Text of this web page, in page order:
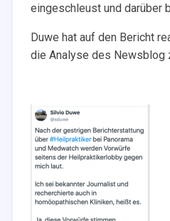
eingeschleust und darüber
Duwe hat auf den Bericht
die Analyse des Newsblog